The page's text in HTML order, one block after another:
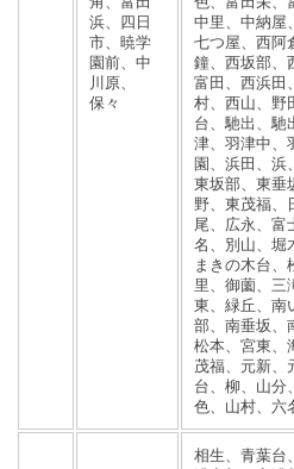
浜、四日
市、暁学
園前、中
川原、
保々
中里、中納屋
七つ屋、西阿
鐘、西坂部、
富田、西浜田
村、西山、野
台、馳出、馳
津、羽津中、
園、浜田、浜
東坂部、東垂
野、東茂福、
尾、広永、富
名、別山、堀
まきの木台、
里、御薗、三
東、緑丘、南
部、南垂坂、
松本、宮東、
茂福、元新、
台、柳、山分
色、山村、六
相生、青葉台